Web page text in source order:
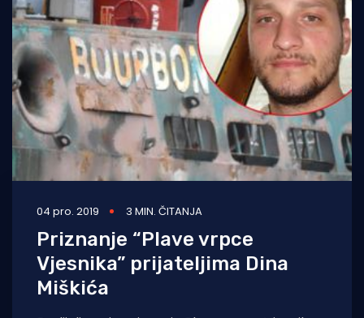
04 pro. 2019 3 MIN. ČITANJA
Priznanje “Plave vrpce
Vjesnika” prijateljima Dina
Miškića